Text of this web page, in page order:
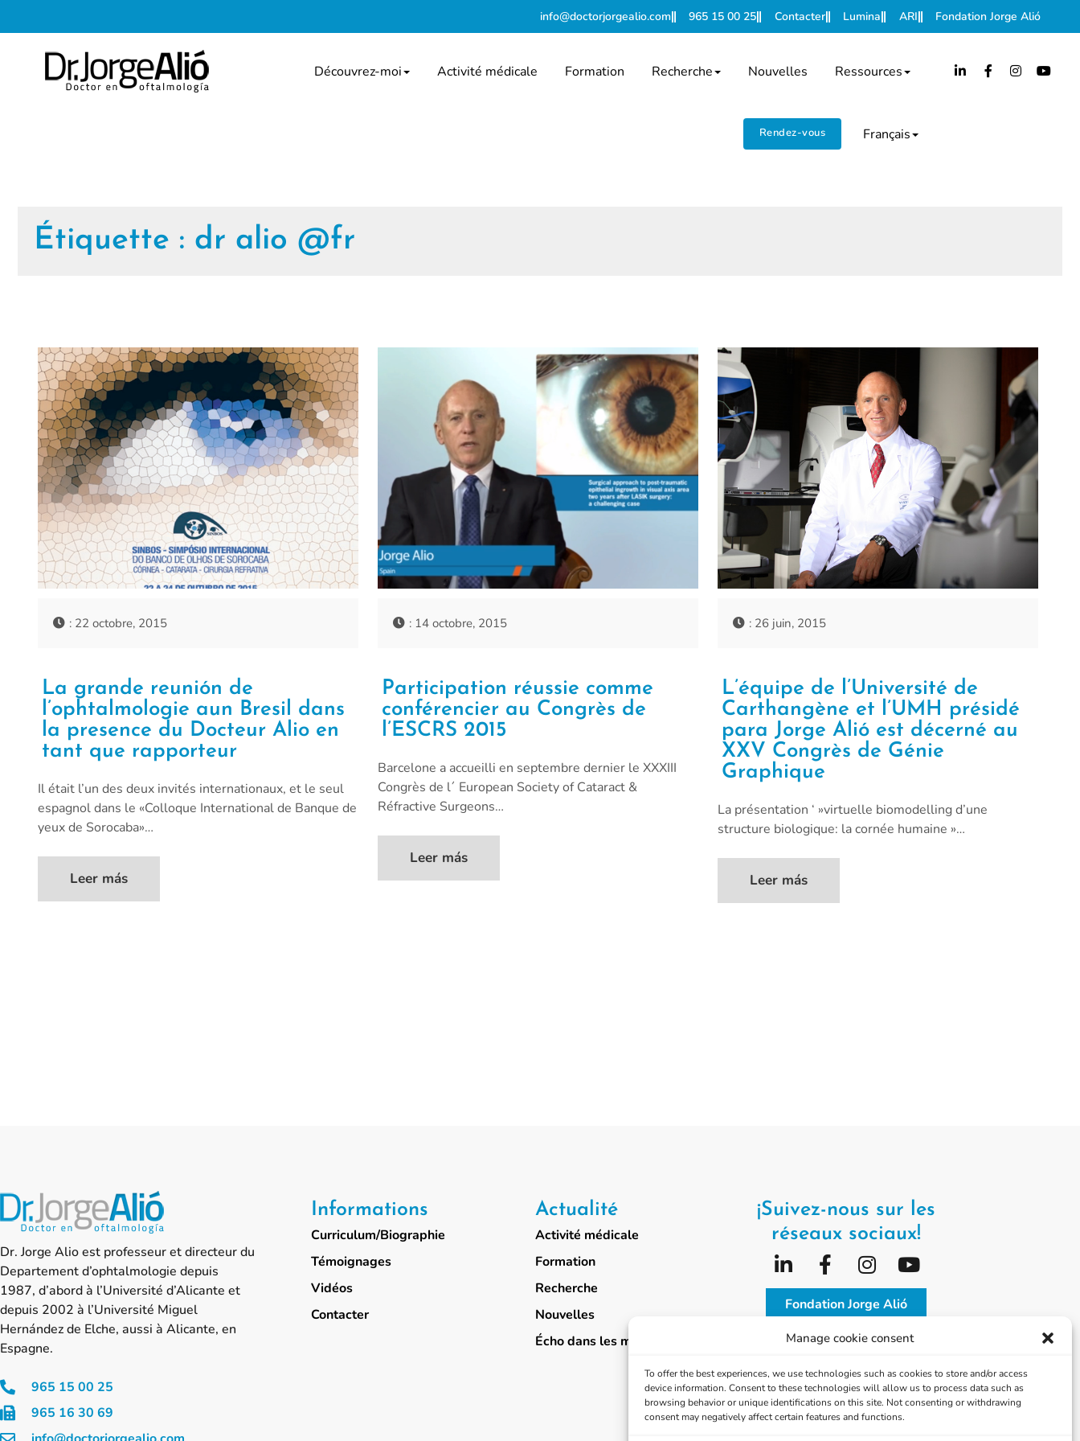
Manage cookie consent
To offer the best experiences, we use technologies such as cookies to store and/or access
device information. Consent to these technologies will allow us to process data such as
browsing behavior or unique identifications on this site. Not consenting or withdrawing
consent may negatively affect certain features and functions.
info@doctorjorgealio.com 965 15 00 25 Contacter Lumina ARI Fondation Jorge Alió
Découvrez-moi Activité médicale Formation Recherche Nouvelles Ressources
Rendez-vous Français
Étiquette : dr alio @fr
: 22 octobre, 2015
La grande reunión de
l’ophtalmologie aun Bresil dans
la presence du Docteur Alio en
tant que rapporteur
Il était l’un des deux invités internationaux, et le seul
espagnol dans le «Colloque International de Banque de
yeux de Sorocaba»…
Leer más
: 14 octobre, 2015
Participation réussie comme
conférencier au Congrès de
l’ESCRS 2015
Barcelone a accueilli en septembre dernier le XXXIII
Congrès de l´ European Society of Cataract &
Réfractive Surgeons…
Leer más
: 26 juin, 2015
L’équipe de l’Université de
Carthangène et l’UMH présidé
para Jorge Alió est décerné au
XXV Congrès de Génie
Graphique
La présentation ‘ »virtuelle biomodelling d’une
structure biologique: la cornée humaine »…
Leer más
Dr. Jorge Alio est professeur et directeur du
Departement d’ophtalmologie depuis
1987, d’abord à l’Université d’Alicante et
depuis 2002 à l’Université Miguel
Hernández de Elche, aussi à Alicante, en
Espagne.
965 15 00 25
965 16 30 69
Informations
Curriculum/Biographie
Témoignages
Vidéos
Contacter
Actualité
Activité médicale
Formation
Recherche
Nouvelles
Écho dans les médias
¡Suivez-nous sur les
réseaux sociaux!
Fondation Jorge Alió
Vissum Corporation